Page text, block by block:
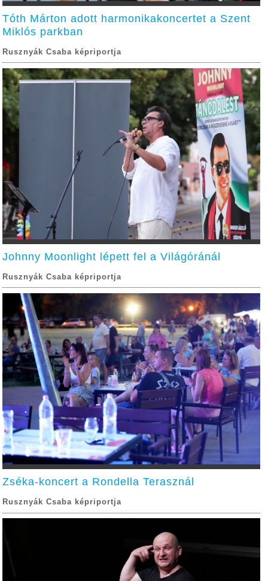
Tóth Márton adott harmonikakoncertet a Szent
Miklós parkban
Rusznyák Csaba képriportja
Johnny Moonlight lépett fel a Világóránál
Rusznyák Csaba képriportja
Zséka-koncert a Rondella Terasznál
Rusznyák Csaba képriportja